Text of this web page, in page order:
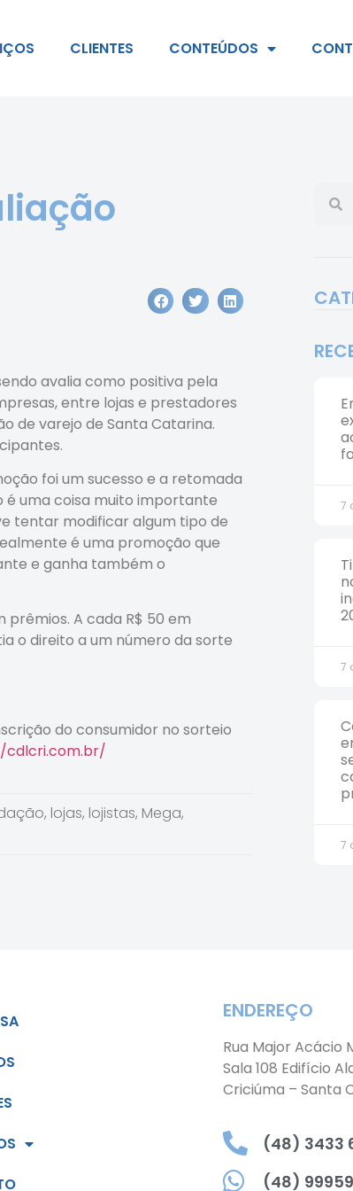
CLIENTES CONTEÚDOS
avalia como positiva pela
entre lojas e prestadores
de varejo de Santa Catarina.
foi um sucesso e a retomada
é uma coisa muito importante
tentar modificar algum tipo de
é uma promoção que
e ganha também o
prêmios. A cada R$ 50 em
o direito a um número da sorte
do consumidor no sorteio
, lojas, lojistas, Mega,
7
7
7
ENDEREÇO
Rua Major Acácio
Sala 108 Edifício
Criciúma – Santa
(48) 3433
(48)